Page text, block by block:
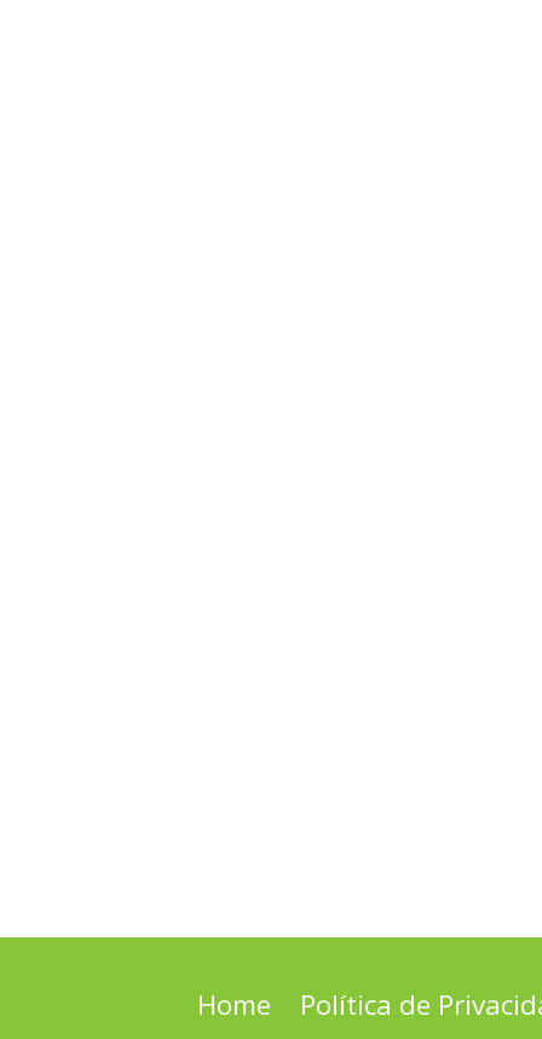
Home Política de